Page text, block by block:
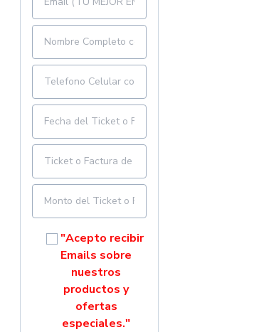
"Acepto recibir
Emails sobre
nuestros
productos y
ofertas
especiales."